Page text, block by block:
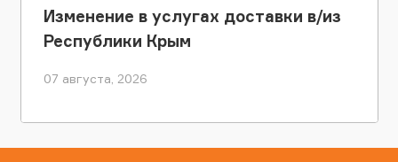
Изменение в услугах доставки в/из
Республики Крым
07 августа, 2026